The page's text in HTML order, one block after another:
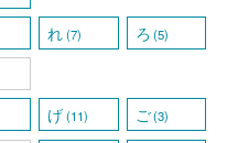
れ(7) ろ (5)
げ(11) ご(3)